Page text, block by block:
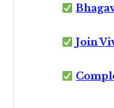
Join